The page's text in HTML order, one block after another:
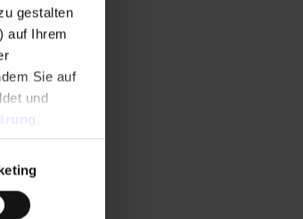
gestalten
auf Ihrem
Sie auf
und